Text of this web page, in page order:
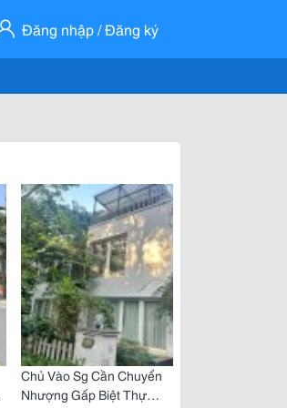
Đăng nhập / Đăng ký
Chủ Vào Sg Cần Chuyển
Nhượng Gấp Biệt Thự